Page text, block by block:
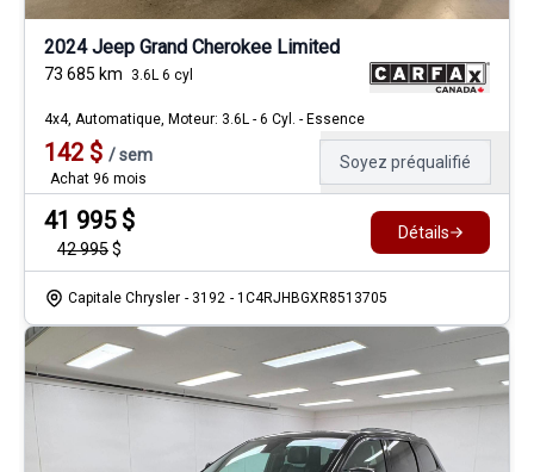
2024 Jeep Grand Cherokee Limited
73 685 km 3.6L 6 cyl
4x4, Automatique, Moteur: 3.6L - 6 Cyl. - Essence
142 $ /sem
Achat 96 mois
Soyez préqualifié
41 995$
42 995$
Détails
Capitale Chrysler - 3192 - 1C4RJHBGXR8513705